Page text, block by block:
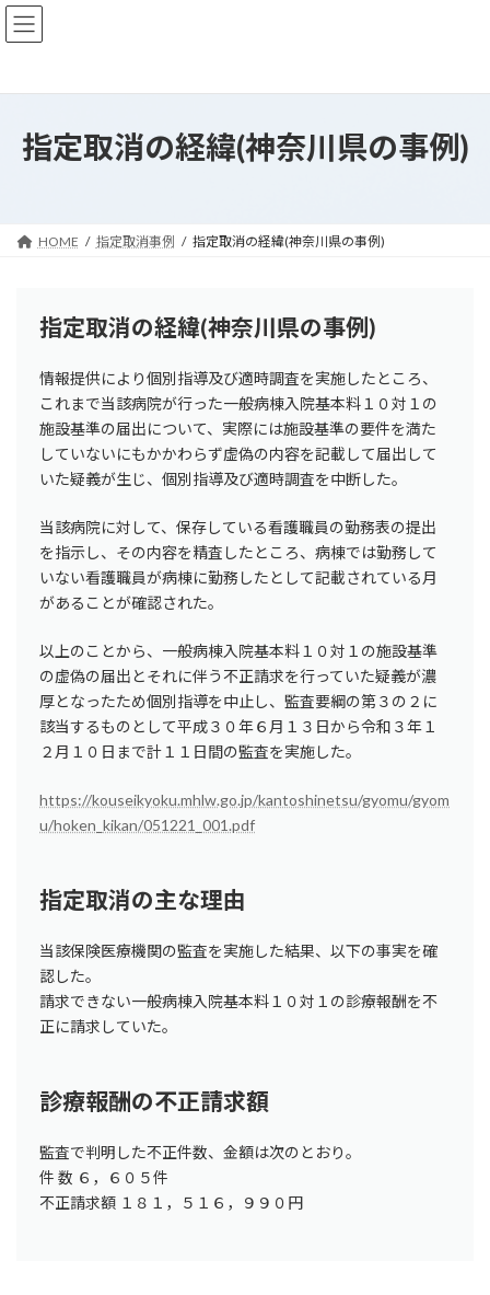
コ
ン
ツ
ナ
ビ
シ
指定取消の経緯(神奈川県の事例)
HOME 指定取消事例 指定取消の経緯(神奈川県の事例)
指定取消の経緯(神奈川県の事例)
情報提供により個別指導及び適時調査を実施したところ、
これまで当該病院が行った一般病棟入院基本料１０対１の
施設基準の届出について、実際には施設基準の要件を満た
していないにもかかわらず虚偽の内容を記載して届出して
いた疑義が生じ、個別指導及び適時調査を中断した。
当該病院に対して、保存している看護職員の勤務表の提出
を指示し、その内容を精査したところ、病棟では勤務して
いない看護職員が病棟に勤務したとして記載されている月
があることが確認された。
以上のことから、一般病棟入院基本料１０対１の施設基準
の虚偽の届出とそれに伴う不正請求を行っていた疑義が濃
厚となったため個別指導を中止し、監査要綱の第３の２に
該当するものとして平成３０年６月１３日から令和３年１
２月１０日まで計１１日間の監査を実施した。
https://kouseikyoku.mhlw.go.jp/kantoshinetsu/gyomu/gyom
u/hoken_kikan/051221_001.pdf
指定取消の主な理由
当該保険医療機関の監査を実施した結果、以下の事実を確
認した。
請求できない一般病棟入院基本料１０対１の診療報酬を不
正に請求していた。
診療報酬の不正請求額
監査で判明した不正件数、金額は次のとおり。
件 数 ６，６０５件
不正請求額 １８１，５１６，９９０円